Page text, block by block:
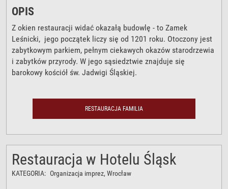
OPIS
Z okien restauracji widać okazałą budowlę - to Zamek
Leśnicki, jego początek liczy się od 1201 roku. Otoczony jest
zabytkowym parkiem, pełnym ciekawych okazów starodrzewia
i zabytków przyrody. W jego sąsiedztwie znajduje się
barokowy kościół św. Jadwigi Śląskiej.
RESTAURACJA FAMILIA
Restauracja w Hotelu Śląsk
KATEGORIA: Organizacja imprez, Wrocław